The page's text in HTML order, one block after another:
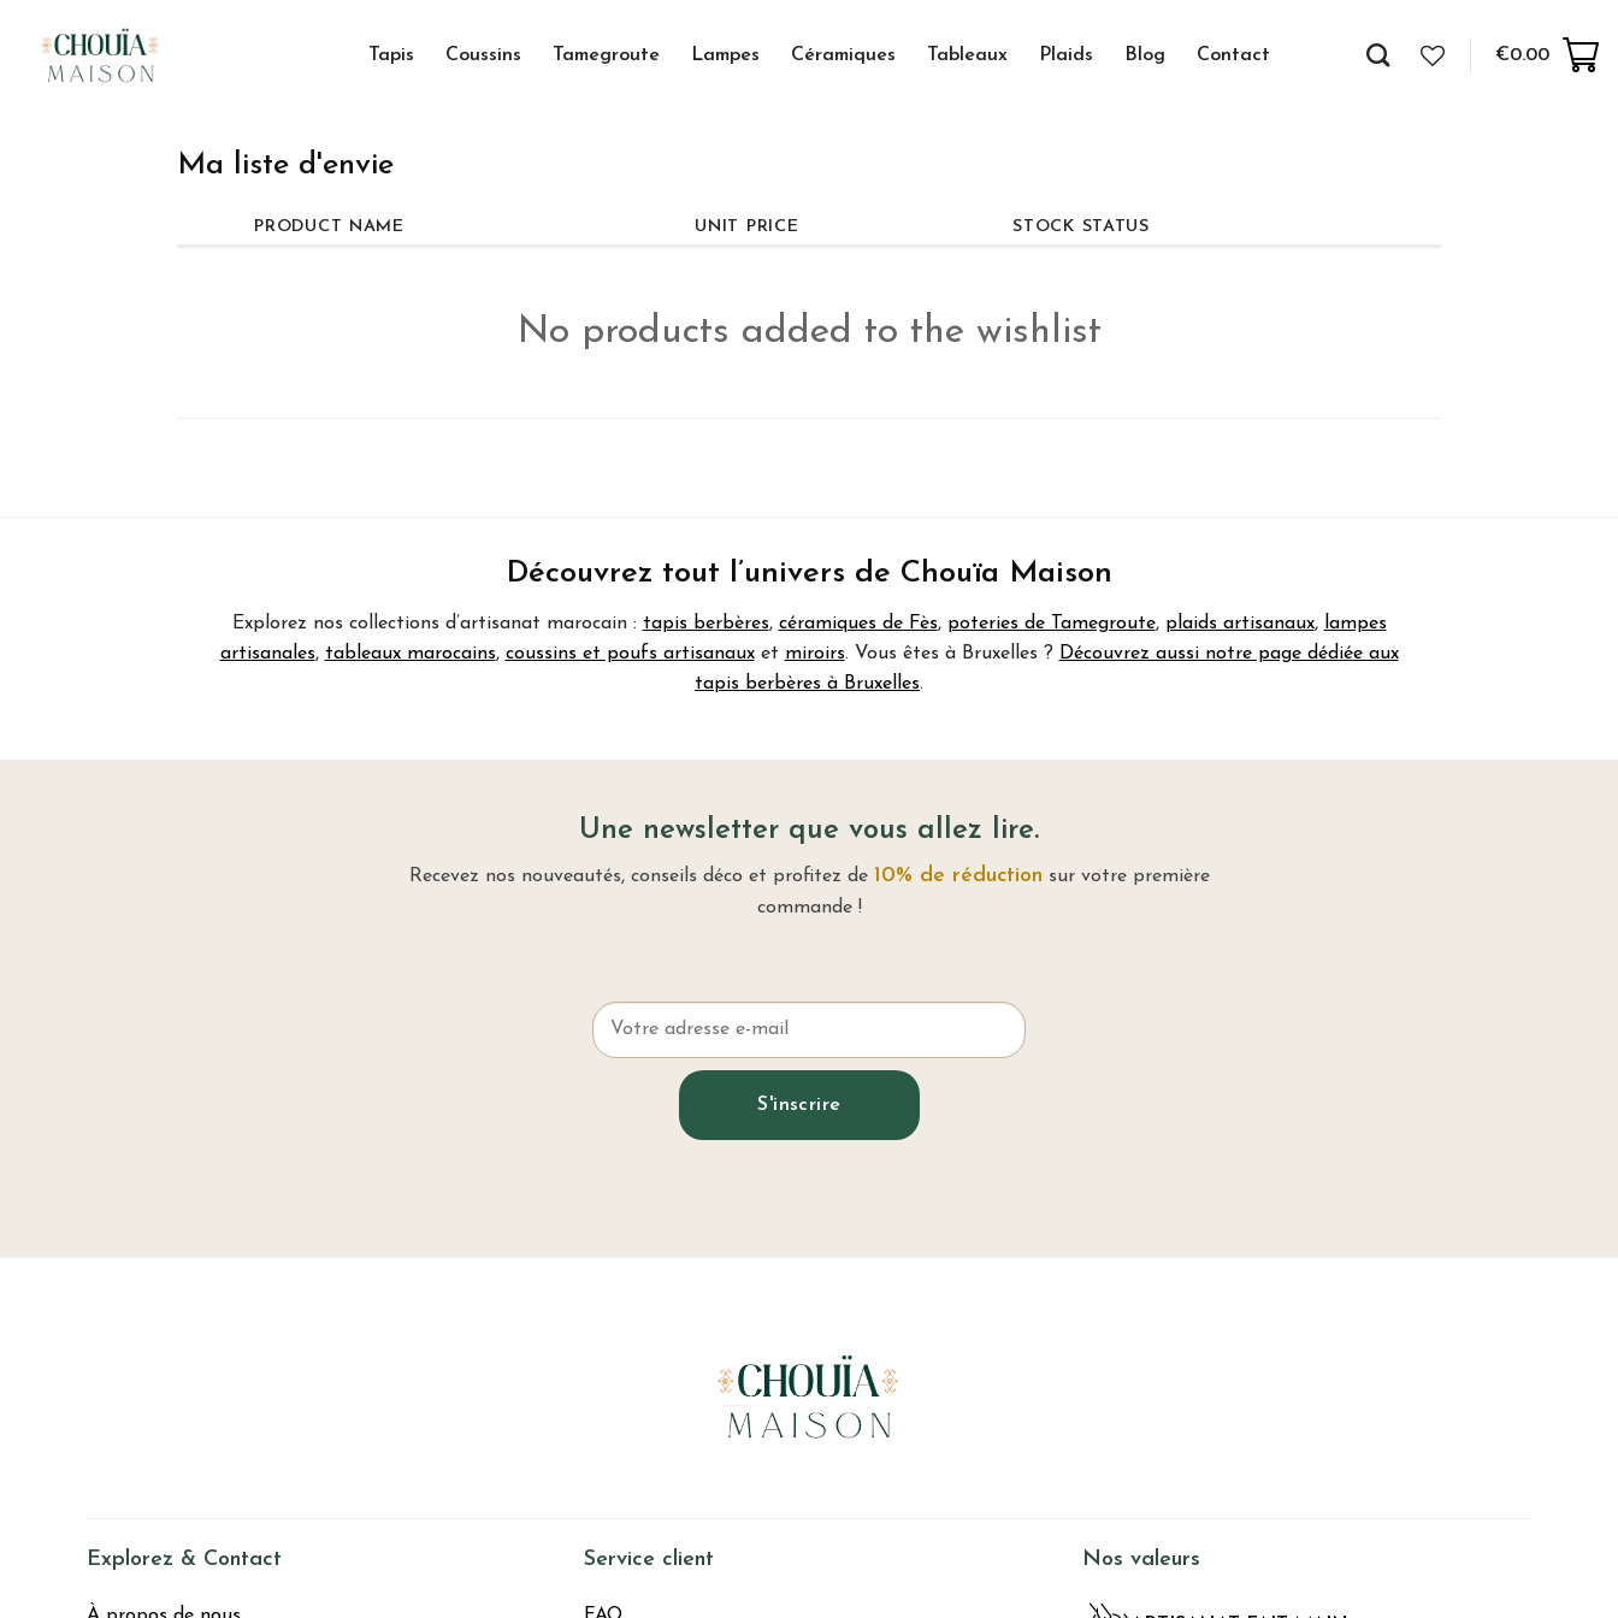
content
Tapis Coussins Tamegroute Lampes Céramiques Tableaux Plaids Blog Contact €0.00
Ma liste d'envie
PRODUCT NAME UNIT PRICE STOCK STATUS
No products added to the wishlist
Découvrez tout l’univers de Chouïa Maison
Explorez nos collections d’artisanat marocain : tapis berbères, céramiques de Fès, poteries de Tamegroute, plaids artisanaux, lampes
artisanales, tableaux marocains, coussins et poufs artisanauxet miroirs. Vous êtes à Bruxelles ? Découvrez aussi notre page dédiée aux
tapis berbères à Bruxelles.
Une newsletter que vous allez lire.
Recevez nos nouveautés, conseils déco et profitez de 10% de réduction sur votre première
commande !
S'inscrire
Explorez & Contact Service client Nos valeurs